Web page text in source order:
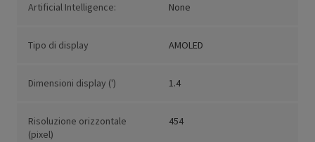
Artificial Intelligence: None
Tipo di display AMOLED
Dimensioni display (') 1.4
Risoluzione orizzontale
(pixel)
454